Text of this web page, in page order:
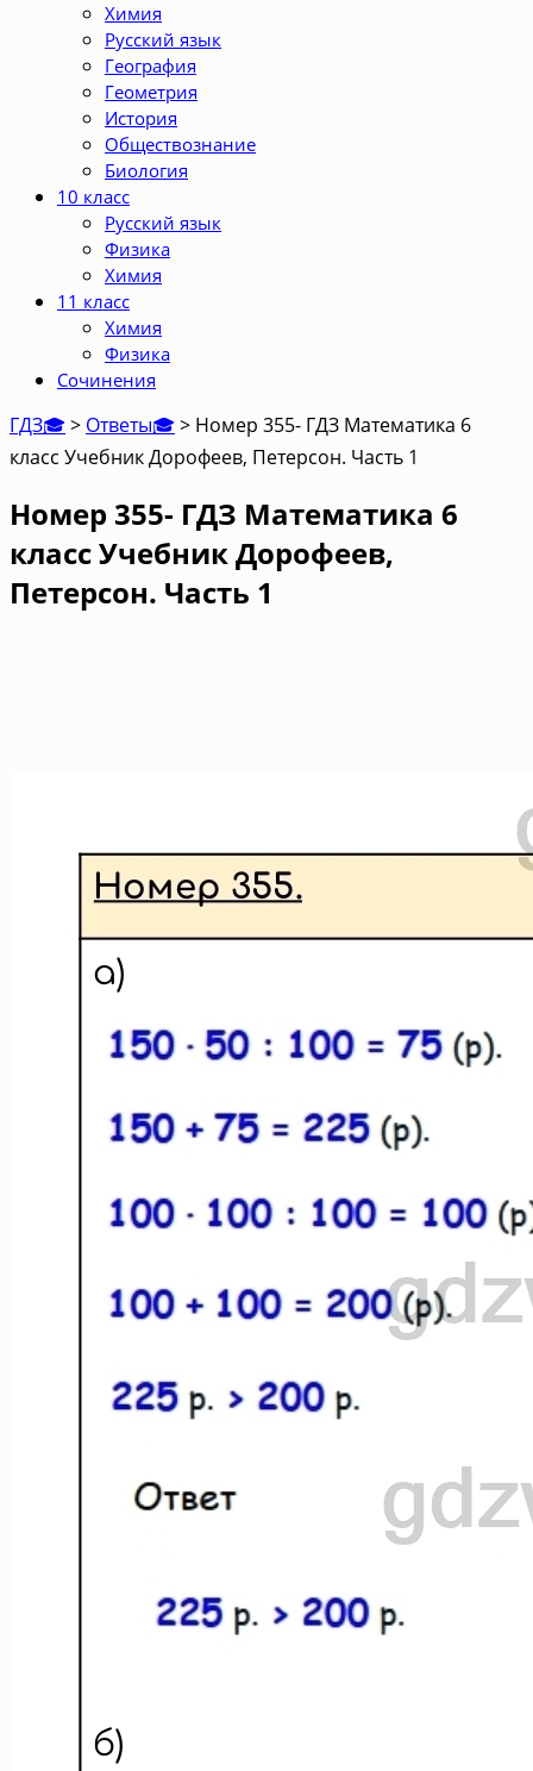
Химия
Русский язык
География
Геометрия
История
Обществознание
Биология
10 класс
Русский язык
Физика
Химия
11 класс
Химия
Физика
Сочинения
ГДЗ🎓> Ответы🎓> Номер 355- ГДЗ Математика 6
класс Учебник Дорофеев, Петерсон. Часть 1
Номер 355- ГДЗ Математика 6
класс Учебник Дорофеев,
Петерсон. Часть 1